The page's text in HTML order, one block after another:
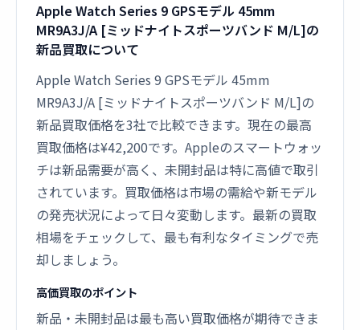
Apple Watch Series 9 GPSモデル 45mm
MR9A3J/A [ミッドナイトスポーツバンド M/L]の
新品買取について
Apple Watch Series 9 GPSモデル 45mm
MR9A3J/A [ミッドナイトスポーツバンド M/L]の
新品買取価格を3社で比較できます。現在の最高
買取価格は¥42,200です。Appleのスマートウォッ
チは新品需要が高く、未開封品は特に高値で取引
されています。買取価格は市場の需給や新モデル
の発売状況によって日々変動します。最新の買取
相場をチェックして、最も有利なタイミングで売
却しましょう。
高価買取のポイント
新品・未開封品は最も高い買取価格が期待できま